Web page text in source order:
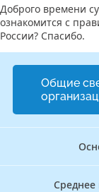
Доброго времени
ознакомится с
России? Спасибо.
Общие